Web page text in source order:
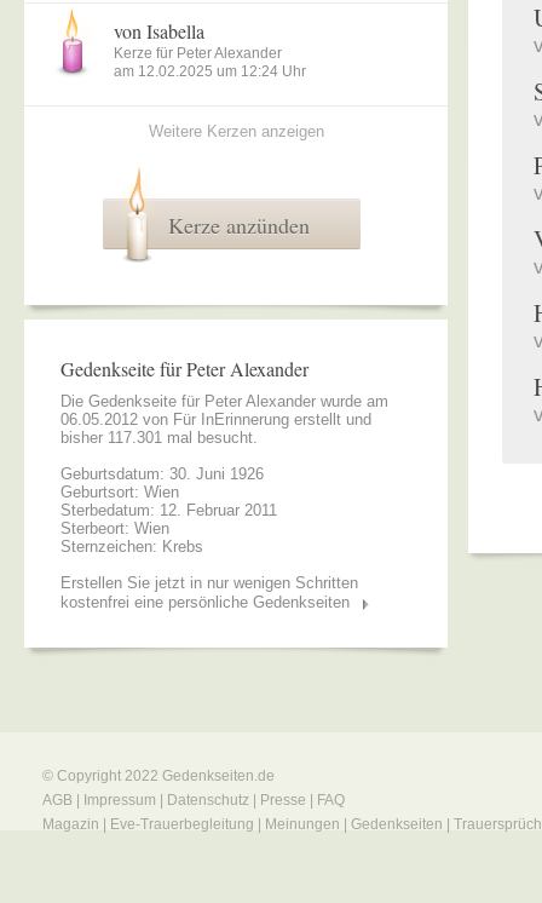
von Isabella
Kerze für Peter Alexander
am 12.02.2025 um 12:24 Uhr
Weitere Kerzen anzeigen
Kerze anzünden
Gedenkseite für Peter Alexander
Die Gedenkseite für Peter Alexander wurde am
06.05.2012 von Für InErinnerung erstellt und
bisher 117.301 mal besucht.
Geburtsdatum: 30. Juni 1926
Geburtsort: Wien
Sterbedatum: 12. Februar 2011
Sterbeort: Wien
Sternzeichen: Krebs
Erstellen Sie jetzt in nur wenigen Schritten
kostenfrei eine persönliche Gedenkseiten
© Copyright 2022 Gedenkseiten.de
AGB
Impressum Datenschutz Presse
FAQ
Magazin
Eve-Trauerbegleitung Meinungen Gedenkseiten